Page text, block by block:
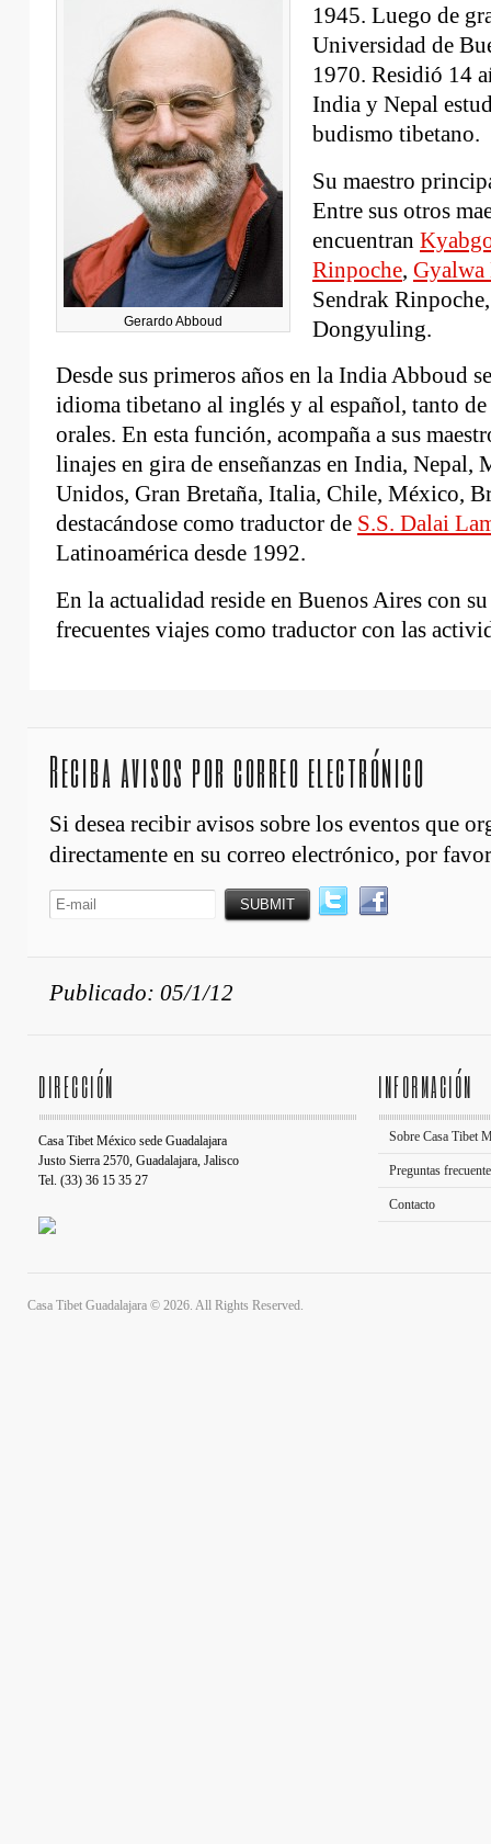
Gerardo Abboud
1945. Luego de
Universidad de
1970. Residió 14
India y Nepal
budismo tibetano.
Su maestro
Entre sus otros
encuentran
Rinpoche, Gyalwa
Sendrak
Dongyuling.
Desde sus primeros años en la India Abboud
idioma tibetano al inglés y al español, tanto de
orales. En esta función, acompaña a sus
linajes en gira de enseñanzas en India, Nepal,
Unidos, Gran Bretaña, Italia, Chile, México,
destacándose como traductor de S.S. Dalai
Latinoamérica desde 1992.
En la actualidad reside en Buenos Aires con
frecuentes viajes como traductor con las
Reciba avisos por correo electrónico
Si desea recibir avisos sobre los eventos que
directamente en su correo electrónico, por
Publicado: 05/1/12
DIRECCIÓN
Casa Tibet México sede Guadalajara
Justo Sierra 2570, Guadalajara, Jalisco
Tel. (33) 36 15 35 27
INFORMACIÓN
Sobre Casa Tibet
Preguntas
Contacto
Casa Tibet Guadalajara © 2026. All Rights Reserved.